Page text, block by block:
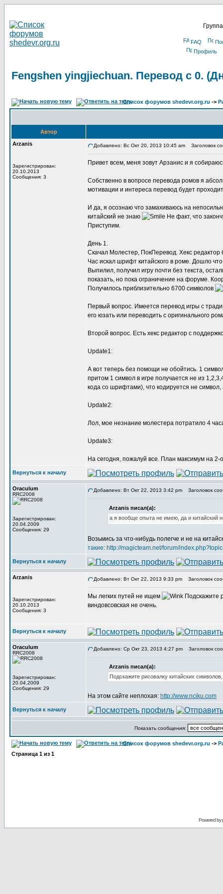
FAQ
Профиль
Fengshen yingjiechuan. Перевод с 0.
Список форумов shedevr.org.ru ->
Автор
Arzanis
Зарегистрирован:
20.10.2013
Сообщения: 3
Добавлено: Вс Окт 20, 2013 10:45 am Заголовок
Привет всем, меня зовут Арзанис и я
Собственно в вопросе перевода ромов я
мотивации и интереса перевод будет
И да, я осознаю что замахиваюсь на
китайский не знаю
Не факт, что
Приступим.
День 1.
Скачал Молестер, ПокПеревод. Хекс редактор
Час искал шрифт китайского в роме. Дошло
Выпилил, получил игру почти без текста,
показать, но пока ограничение на форуме.
Получилось приблизительно 6700 символов
Первый вопрос. Имеется перевод игры с
его юзать или переводить с оригинального
Второй вопрос. Есть хекс редактор с
Update1:
А вот теперь без помощи не обойтись. 1
притом 1 символ в игре получается не из
кода со шрифтами), что кодируется не символ,
Update2:
Лол, мое незнание молестера потратило 4
Update3:
На сегодня, пожалуй все. План максимум на
Вернуться к началу
Oraculum
RRC2008
Зарегистрирован:
20.04.2009
Сообщения: 29
Добавлено: Вт Окт 22, 2013 3:42 pm Заголовок
Arzanis писал(а):
а я вообще опыта не имею, да и китайский
Возьмись за что-нибудь полегче и не на
такие: http://magicteam.net/forum/
Вернуться к началу
Arzanis
Зарегистрирован:
20.10.2013
Сообщения: 3
Добавлено: Вт Окт 22, 2013 9:33 pm Заголовок
Мы легких путей не ищем
Подскажите
виндовсовская не очень.
Вернуться к началу
Oraculum
RRC2008
Зарегистрирован:
20.04.2009
Сообщения: 29
Добавлено: Ср Окт 23, 2013 4:27 pm Заголовок
Arzanis писал(а):
Подскажите рисовалку китайских
На этом сайте неплохая: http://www.nciku.com
Вернуться к началу
Показать сообщения:
Список форумов shedevr.org.ru ->
Страница 1 из 1
Powered by